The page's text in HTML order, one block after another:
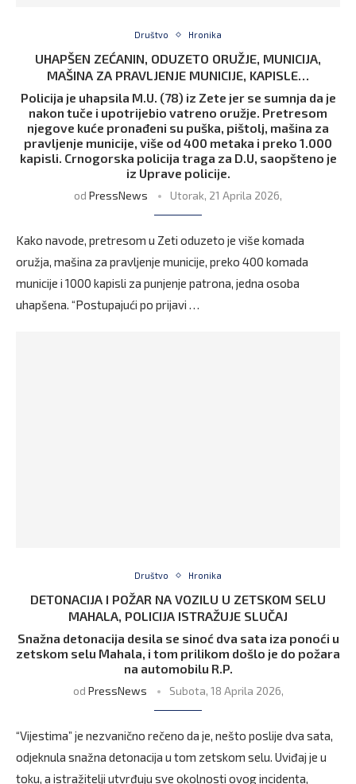
Društvo Hronika
UHAPŠEN ZEĆANIN, ODUZETO ORUŽJE, MUNICIJA,
MAŠINA ZA PRAVLJENJE MUNICIJE, KAPISLE…
Policija je uhapsila M.U. (78) iz Zete jer se sumnja da je
nakon tuče i upotrijebio vatreno oružje. Pretresom
njegove kuće pronađeni su puška, pištolj, mašina za
pravljenje municije, više od 400 metaka i preko 1.000
kapisli. Crnogorska policija traga za D.U, saopšteno je
iz Uprave policije.
od PressNews Utorak, 21 Aprila 2026,
Kako navode, pretresom u Zeti oduzeto je više komada
oružja, mašina za pravljenje municije, preko 400 komada
municije i 1000 kapisli za punjenje patrona, jedna osoba
uhapšena. “Postupajući po prijavi …
Društvo Hronika
DETONACIJA I POŽAR NA VOZILU U ZETSKOM SELU
MAHALA, POLICIJA ISTRAŽUJE SLUČAJ
Snažna detonacija desila se sinoć dva sata iza ponoći u
zetskom selu Mahala, i tom prilikom došlo je do požara
na automobilu R.P.
od PressNews Subota, 18 Aprila 2026,
“Vijestima” je nezvanično rečeno da je, nešto poslije dva sata,
odjeknula snažna detonacija u tom zetskom selu. Uviđaj je u
toku, a istražitelji utvrđuju sve okolnosti ovog incidenta,